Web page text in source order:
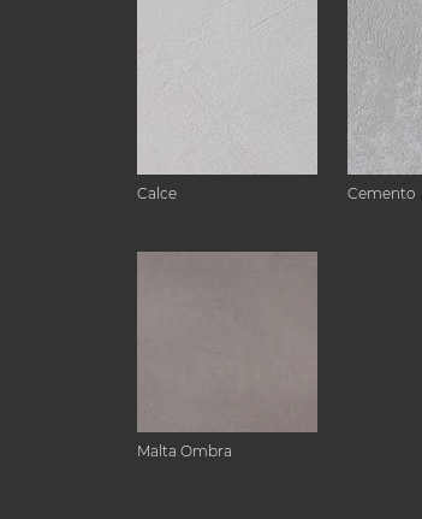
Calce Cemento
Malta Ombra